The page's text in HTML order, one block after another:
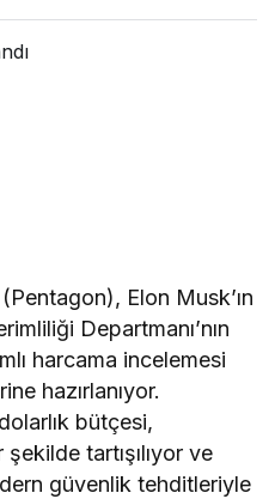
Elon Musk’ın
Departmanı’nın
harcama incelemesi
hazırlanıyor.
bütçesi,
tartışılıyor ve
güvenlik tehditleriyle